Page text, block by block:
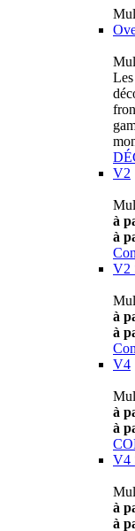
V2
à
à
V2
à
à
V4
à
à
V4
à
à